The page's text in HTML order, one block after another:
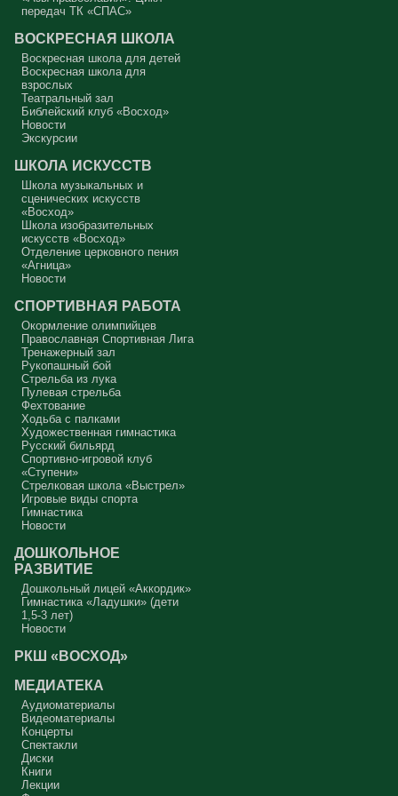
Совесть моя заморожена, снегом запорошена, и я себе нравлюсь,
как Ваня из сказки «Морозко»: «Какой я хороший! Милый!»
Сегодняшняя притча очень трудная. В ней хочется увидеть кого-то
другого, но не себя.
Вот с этим предлагается войти в сплошную неделю. Ещё раз:
сплошная неделя прошла, потом две мясопустные, третья –
Масленица, прощённое воскресенье. С чем я приду?
В нас должно быть внимание к тому, что время воздержания – это
дни для приготовления не только к Пасхе, а к Небесному Царству!
Это цель жизни. Я об этом забыл, я туда хочу, но я забыл. И я
сначала увидеть в себе этого урода, а потом начать с ним борьбу.
Аминь.
Протоиерей Андрей Алексеев
передач ТК «СПАС»
ВОСКРЕСНАЯ ШКОЛА
Воскресная школа для детей
Воскресная школа для
взрослых
Театральный зал
Библейский клуб «Восход»
Новости
Экскурсии
ШКОЛА ИСКУССТВ
Школа музыкальных и
сценических искусств
«Восход»
Школа изобразительных
искусств «Восход»
Отделение церковного пения
«Агница»
Новости
СПОРТИВНАЯ РАБОТА
Окормление олимпийцев
Православная Спортивная Лига
Тренажерный зал
Рукопашный бой
Стрельба из лука
Пулевая стрельба
Фехтование
Ходьба с палками
Художественная гимнастика
Русский бильярд
Спортивно-игровой клуб
«Ступени»
Стрелковая школа «Выстрел»
Игровые виды спорта
Гимнастика
Новости
ДОШКОЛЬНОЕ
РАЗВИТИЕ
Дошкольный лицей «Аккордик»
Гимнастика «Ладушки» (дети
1,5-3 лет)
Новости
РКШ «ВОСХОД»
МЕДИАТЕКА
Аудиоматериалы
Видеоматериалы
Концерты
Спектакли
Диски
Книги
Лекции